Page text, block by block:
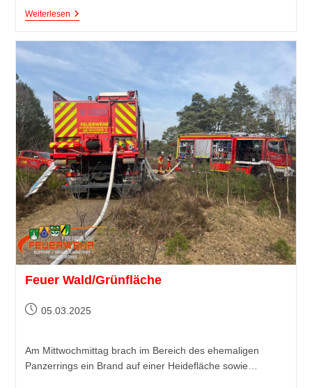
Weiterlesen
Feuer Wald/Grünfläche
05.03.2025
Am Mittwochmittag brach im Bereich des ehemaligen
Panzerrings ein Brand auf einer Heidefläche sowie…